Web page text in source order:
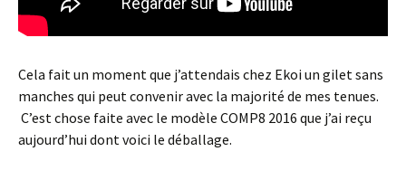
Cela fait un moment que j’attendais chez Ekoi un gilet sans
manches qui peut convenir avec la majorité de mes tenues.
C’est chose faite avec le modèle COMP8 2016 que j’ai reçu
aujourd’hui dont voici le déballage.